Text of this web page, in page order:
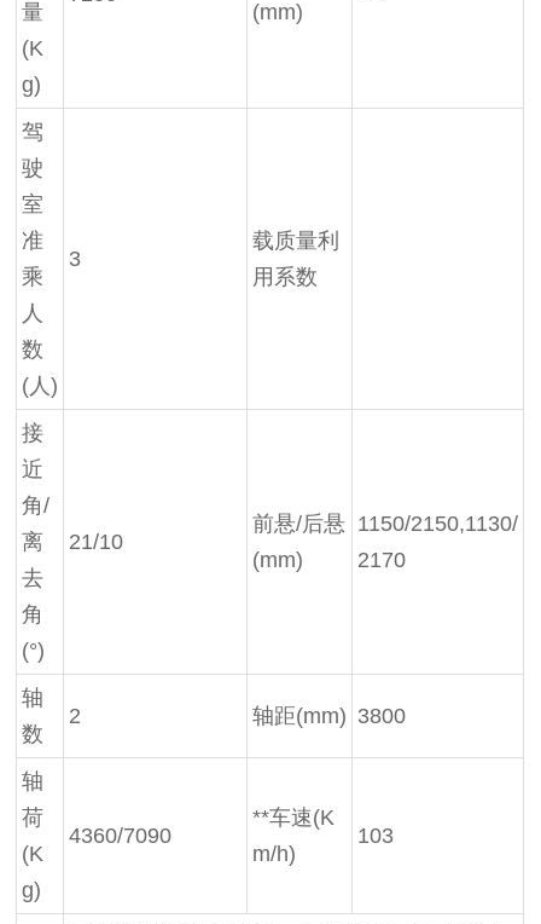
量
(K
g)
(mm)
驾
驶
室
准
乘
人
数
(人)
3
载质量利
用系数
接
近
角/
离
去
角
(°)
21/10
前悬/后悬
(mm)
1150/2150,1130/
2170
轴
数
2 轴距(mm) 3800
轴
荷
(K
g)
4360/7090
**车速(K
m/h)
103